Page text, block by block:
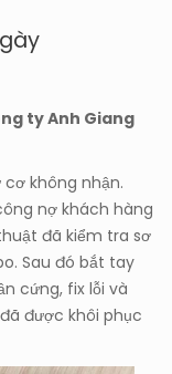
ty Anh Giang
không nhận.
nợ khách hàng
đã kiểm tra sơ
Sau đó bắt tay
cứng, fix lỗi và
được khôi phục